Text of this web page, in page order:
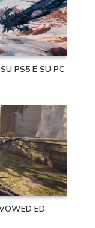
PS5 E SU PC
ED